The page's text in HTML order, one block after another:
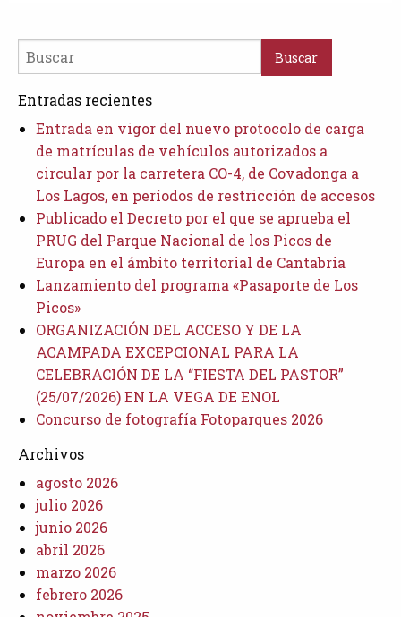
Buscar
Entradas recientes
Entrada en vigor del nuevo protocolo de carga
de matrículas de vehículos autorizados a
circular por la carretera CO-4, de Covadonga a
Los Lagos, en períodos de restricción de accesos
Publicado el Decreto por el que se aprueba el
PRUG del Parque Nacional de los Picos de
Europa en el ámbito territorial de Cantabria
Lanzamiento del programa «Pasaporte de Los
Picos»
ORGANIZACIÓN DEL ACCESO Y DE LA
ACAMPADA EXCEPCIONAL PARA LA
CELEBRACIÓN DE LA “FIESTA DEL PASTOR”
(25/07/2026) EN LA VEGA DE ENOL
Concurso de fotografía Fotoparques 2026
Archivos
agosto 2026
julio 2026
junio 2026
abril 2026
marzo 2026
febrero 2026